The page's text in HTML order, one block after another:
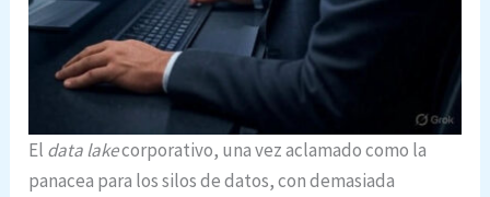
El data lakecorporativo, una vez aclamado como la
panacea para los silos de datos, con demasiada